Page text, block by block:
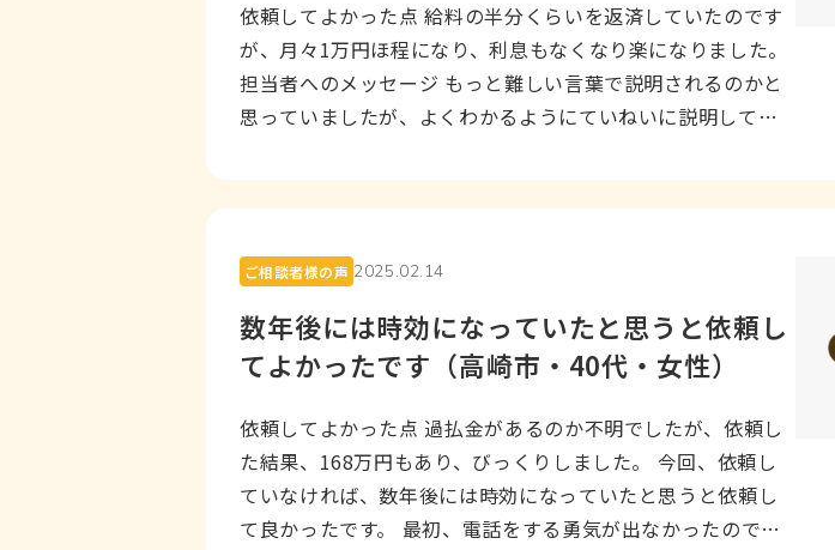
依頼してよかった点 給料の半分くらいを返済していたのです
が、月々1万円ほ程になり、利息もなくなり楽になりました。
担当者へのメッセージ もっと難しい言葉で説明されるのかと
思っていましたが、よくわかるようにていねいに説明してく
ご相談者様の声 2025.02.14
数年後には時効になっていたと思うと依頼し
てよかったです（高崎市・40代・女性）
依頼してよかった点 過払金があるのか不明でしたが、依頼し
た結果、168万円もあり、びっくりしました。 今回、依頼し
ていなければ、数年後には時効になっていたと思うと依頼し
て良かったです。 最初、電話をする勇気が出なかったのです